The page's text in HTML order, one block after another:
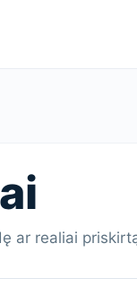
ar realiai